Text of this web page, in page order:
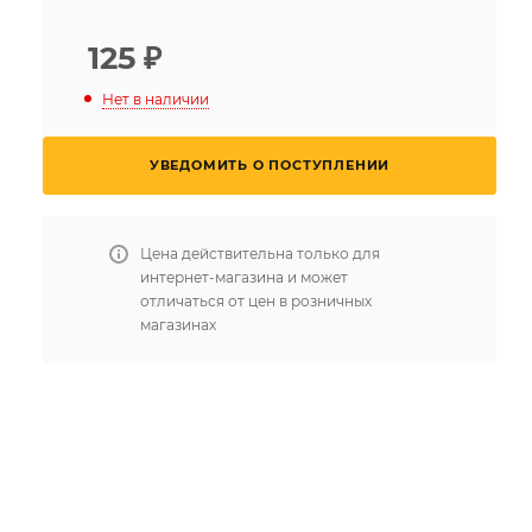
125 ₽
Нет в наличии
УВЕДОМИТЬ О ПОСТУПЛЕНИИ
Цена действительна только для
интернет-магазина и может
отличаться от цен в розничных
магазинах